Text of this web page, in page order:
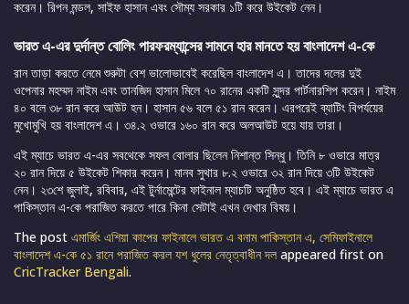
করেন। রিপন মন্ডল, সাইফ হাসান এবং সৌম্য সরকার ১টি করে উইকেট নেন।
ভারত এ-এর দুর্দান্ত বোলিং পারফরম্যান্সের সামনে হার মানতে হয় বাংলাদেশ এ-কে
রান তাড়া করতে নেমে শুরুটা বেশ ভালোভাবেই করেছিল বাংলাদেশ এ। তাদের দলের দুই
ওপেনার মহম্মদ নাইম এবং তানজিদ হাসান মিলে ৭০ রানের একটি সুন্দর পার্টনারশিপ করেন। নাইম
৪০ বলে ৩৮ রান করে আউট হন। হাসান ৫৬ বলে ৫১ রান করেন। এরপরেই ব্যাটিং বিপর্যয়ের
মুখোমুখি হয় বাংলাদেশ এ। ৩৪.২ ওভারে ১৬০ রান করে অলআউট হয়ে যায় তারা।
এই ম্যাচে ভারত এ-এর সবথেকে সফল বোলার ছিলেন নিশান্ত সিন্ধু। তিনি ৮ ওভারে মাত্র
২০ রান দিয়ে ৫ উইকেট শিকার করেন। মানব সুথার ৮.২ ওভারে ৩২ রান দিয়ে ৩টি উইকেট
নেন। ২৩শে জুলাই, রবিবার, এই টুর্নামেন্টের ফাইনাল ম্যাচটি অনুষ্ঠিত হবে। এই ম্যাচে ভারত এ
পাকিস্তান এ-কে পরাজিত করতে পারে কিনা সেটাই এখন দেখার বিষয়।
The post এমার্জিং এশিয়া কাপের ফাইনালে ভারত এ বনাম পাকিস্তান এ, সেমিফাইনালে
বাংলাদেশ এ-কে ৫১ রানে পরাজিত করল যশ ধুলের নেতৃত্বাধীন দল appeared first on
CricTracker Bengali.